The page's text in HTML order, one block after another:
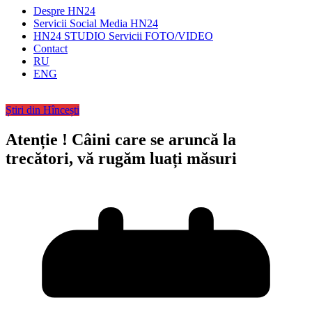
Despre HN24
Servicii Social Media HN24
HN24 STUDIO Servicii FOTO/VIDEO
Contact
RU
ENG
Știri din Hîncești
Atenție ! Câini care se aruncă la
trecători, vă rugăm luați măsuri